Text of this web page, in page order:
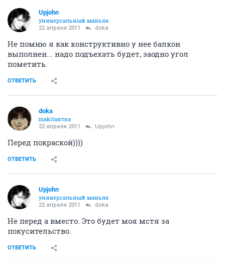
Upjohn
универсальный маньяк
22 апреля 2011 doka
Не помню я как конструктивно у нее балкон
выполнен... надо подъехать будет, заодно угол
пометить.
ОТВЕТИТЬ
doka
makitaнтка
22 апреля 2011 Upjohn
Перед покраской))))
ОТВЕТИТЬ
Upjohn
универсальный маньяк
22 апреля 2011 doka
Не перед а вместо. Это будет моя мстя за
покусительство.
ОТВЕТИТЬ